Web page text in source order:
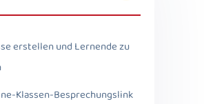
erstellen und Lernende zu
Klassen-Besprechungslink